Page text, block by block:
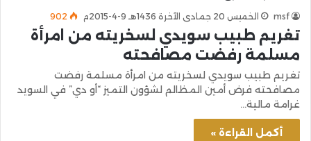
msf الخميس 20 جمادى الآخرة 1436هـ 9-4-2015م 902
تغريم طبيب سويدي لسخريته من امرأة
مسلمة رفضت مصافحته
تغريم طبيب سويدي لسخريته من امرأة مسلمة رفضت
مصافحته فرض أمين المظالم لشؤون التميز “أو دي” في السويد
غرامة مالية…
أكمل القراءة »